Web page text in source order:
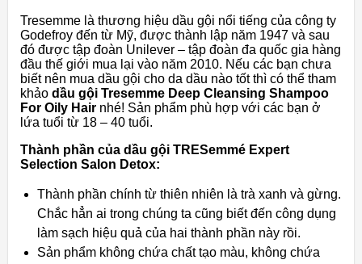
Tresemme là thương hiệu dầu gội nổi tiếng của công ty
Godefroy đến từ Mỹ, được thành lập năm 1947 và sau
đó được tập đoàn Unilever – tập đoàn đa quốc gia hàng
đầu thế giới mua lại vào năm 2010. Nếu các bạn chưa
biết nên mua dầu gội cho da dầu nào tốt thì có thể tham
khảo dầu gội Tresemme Deep Cleansing Shampoo
For Oily Hair nhé! Sản phẩm phù hợp với các bạn ở
lứa tuổi từ 18 – 40 tuổi.
Thành phần của dầu gội TRESemmé Expert
Selection Salon Detox:
Thành phần chính từ thiên nhiên là trà xanh và gừng.
Chắc hẳn ai trong chúng ta cũng biết đến công dụng
làm sạch hiệu quả của hai thành phần này rồi.
Sản phẩm không chứa chất tạo màu, không chứa